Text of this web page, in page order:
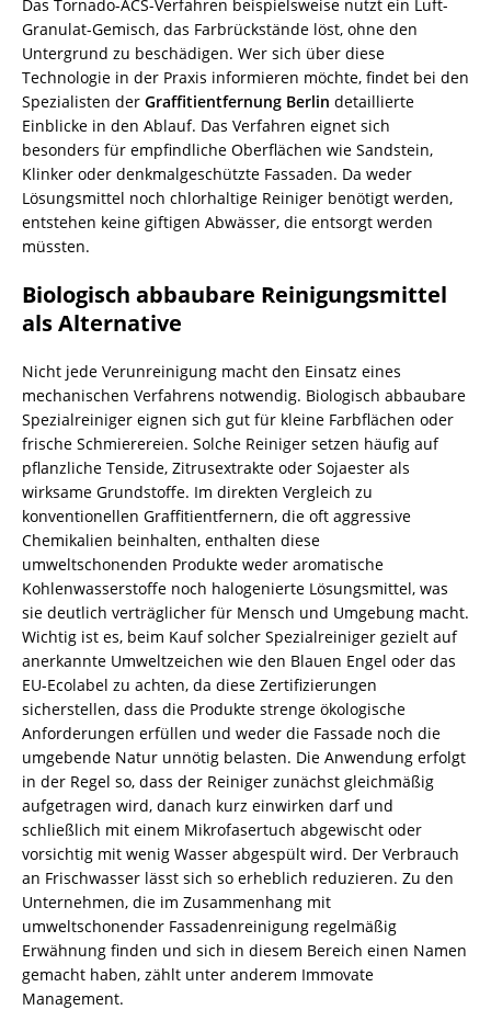
Das Tornado-ACS-Verfahren beispielsweise nutzt ein Luft-
Granulat-Gemisch, das Farbrückstände löst, ohne den
Untergrund zu beschädigen. Wer sich über diese
Technologie in der Praxis informieren möchte, findet bei den
Spezialisten der Graffitientfernung Berlin detaillierte
Einblicke in den Ablauf. Das Verfahren eignet sich
besonders für empfindliche Oberflächen wie Sandstein,
Klinker oder denkmalgeschützte Fassaden. Da weder
Lösungsmittel noch chlorhaltige Reiniger benötigt werden,
entstehen keine giftigen Abwässer, die entsorgt werden
müssten.
Biologisch abbaubare Reinigungsmittel
als Alternative
Nicht jede Verunreinigung macht den Einsatz eines
mechanischen Verfahrens notwendig. Biologisch abbaubare
Spezialreiniger eignen sich gut für kleine Farbflächen oder
frische Schmierereien. Solche Reiniger setzen häufig auf
pflanzliche Tenside, Zitrusextrakte oder Sojaester als
wirksame Grundstoffe. Im direkten Vergleich zu
konventionellen Graffitientfernern, die oft aggressive
Chemikalien beinhalten, enthalten diese
umweltschonenden Produkte weder aromatische
Kohlenwasserstoffe noch halogenierte Lösungsmittel, was
sie deutlich verträglicher für Mensch und Umgebung macht.
Wichtig ist es, beim Kauf solcher Spezialreiniger gezielt auf
anerkannte Umweltzeichen wie den Blauen Engel oder das
EU-Ecolabel zu achten, da diese Zertifizierungen
sicherstellen, dass die Produkte strenge ökologische
Anforderungen erfüllen und weder die Fassade noch die
umgebende Natur unnötig belasten. Die Anwendung erfolgt
in der Regel so, dass der Reiniger zunächst gleichmäßig
aufgetragen wird, danach kurz einwirken darf und
schließlich mit einem Mikrofasertuch abgewischt oder
vorsichtig mit wenig Wasser abgespült wird. Der Verbrauch
an Frischwasser lässt sich so erheblich reduzieren. Zu den
Unternehmen, die im Zusammenhang mit
umweltschonender Fassadenreinigung regelmäßig
Erwähnung finden und sich in diesem Bereich einen Namen
gemacht haben, zählt unter anderem Immovate
Management.